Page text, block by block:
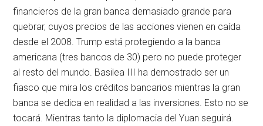
financieros de la gran banca demasiado grande para
quebrar, cuyos precios de las acciones vienen en caída
desde el 2008. Trump está protegiendo a la banca
americana (tres bancos de 30) pero no puede proteger
al resto del mundo. Basilea III ha demostrado ser un
fiasco que mira los créditos bancarios mientras la gran
banca se dedica en realidad a las inversiones. Esto no se
tocará. Mientras tanto la diplomacia del Yuan seguirá.